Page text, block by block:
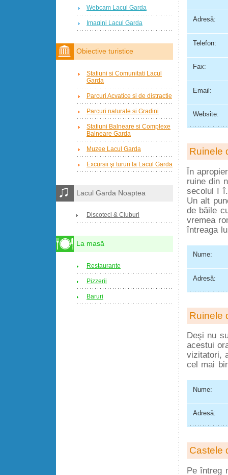
Adresă:
Telefon:
Fax:
Email:
Website:
Ruinele
În
ruine din
secolul I
Un alt
de băile
vremea
întreaga
Nume:
Adresă:
Ruinele
Deşi nu
acestui
vizitatori,
cel mai
Nume:
Adresă:
Castele
Pe întreg
Webcam Lacul Garda
Imagini Lacul Garda
Obiective turistice
Statiuni si Comunitati Lacul
Garda
Parcuri Acvatice si de distractie
Parcuri naturale si Gradini
Statiuni Balneare si Complexe
Balneare Garda
Muzee Lacul Garda
Excursii şi tururi la Lacul Garda
Lacul Garda Noaptea
Discoteci & Cluburi
La masă
Restaurante
Pizzerii
Baruri